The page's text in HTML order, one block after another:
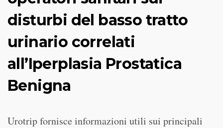
disturbi del basso tratto
urinario correlati
all’Iperplasia Prostatica
Benigna
Urotrip fornisce informazioni utili sui principali